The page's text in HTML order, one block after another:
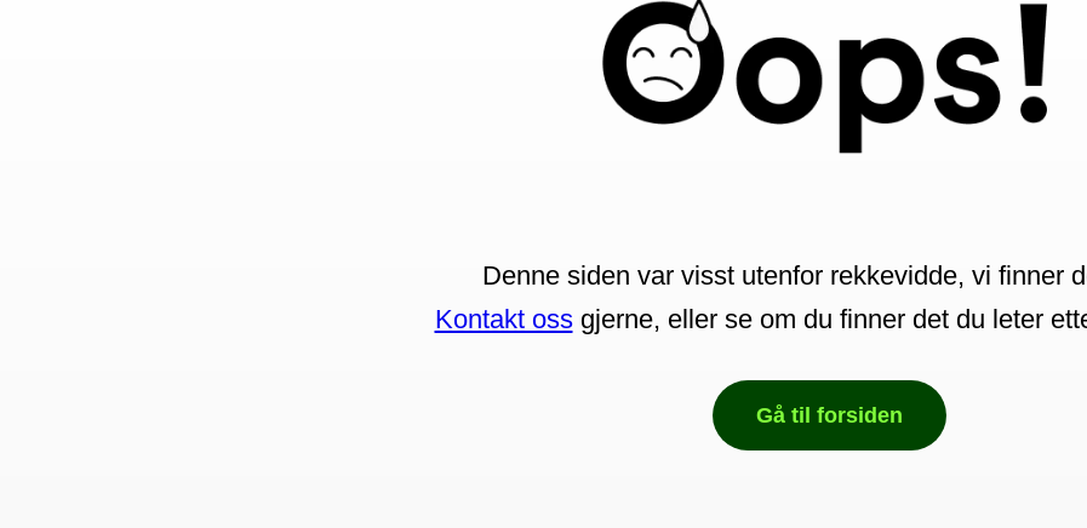
Denne siden var visst utenfor rekkevidde, vi finner
Kontakt ossgjerne, eller se om du finner det du leter
Gå til forsiden